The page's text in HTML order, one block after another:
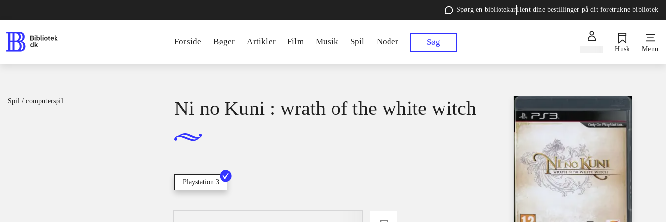
Spørg en bibliotekarHent dine bestillinger på dit foretrukne bibliotek
Forside Bøger Artikler Film Musik Spil Noder Søg
Husk Menu
Spil / computerspil Ni no Kuni : wrath of the white witch
Playstation 3